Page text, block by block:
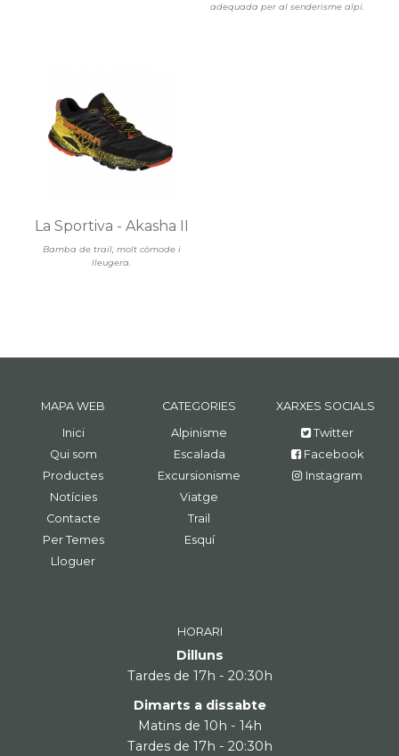
adequada per al senderisme alpí.
Bamba de trail, molt còmode i
lleugera.
La Sportiva - Akasha II
MAPA WEB
Inici
Qui som
Productes
Notícies
Contacte
Per Temes
Lloguer
CATEGORIES
Alpinisme
Escalada
Excursionisme
Viatge
Trail
Esquí
XARXES SOCIALS
Twitter
Facebook
Instagram
HORARI
Dilluns
Tardes de 17h - 20:30h
Dimarts a dissabte
Matins de 10h - 14h
Tardes de 17h - 20:30h